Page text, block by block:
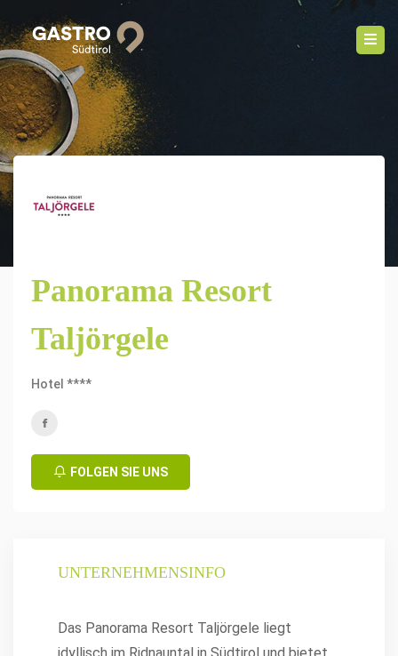
Panorama Resort
Taljörgele
Hotel ****
FOLGEN SIE UNS
UNTERNEHMENSINFO
Das Panorama Resort Taljörgele liegt